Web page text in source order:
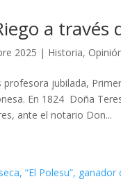
a
2025 | Historia,
profesora jubilada,
En 1824 Doña
ante el notario Don...